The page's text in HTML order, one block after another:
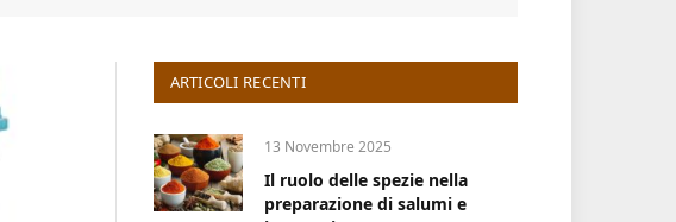
ARTICOLI RECENTI
13 Novembre 2025
Il ruolo delle spezie nella
preparazione di salumi e